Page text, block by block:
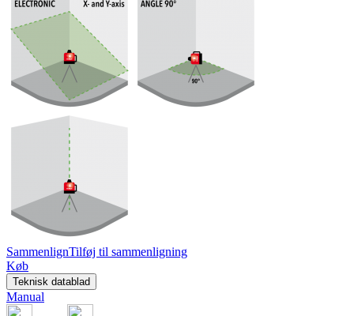
SammenlignTilføj til sammenligning
Køb
Teknisk datablad
Manual